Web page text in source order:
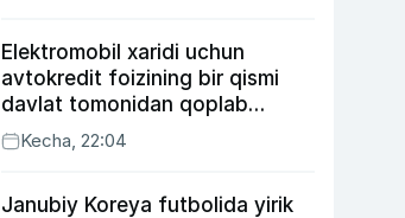
Elektromobil xaridi uchun
avtokredit foizining bir qismi
davlat tomonidan qoplab
berilishi mumkin
Kecha, 22:04
Janubiy Koreya futbolida yirik